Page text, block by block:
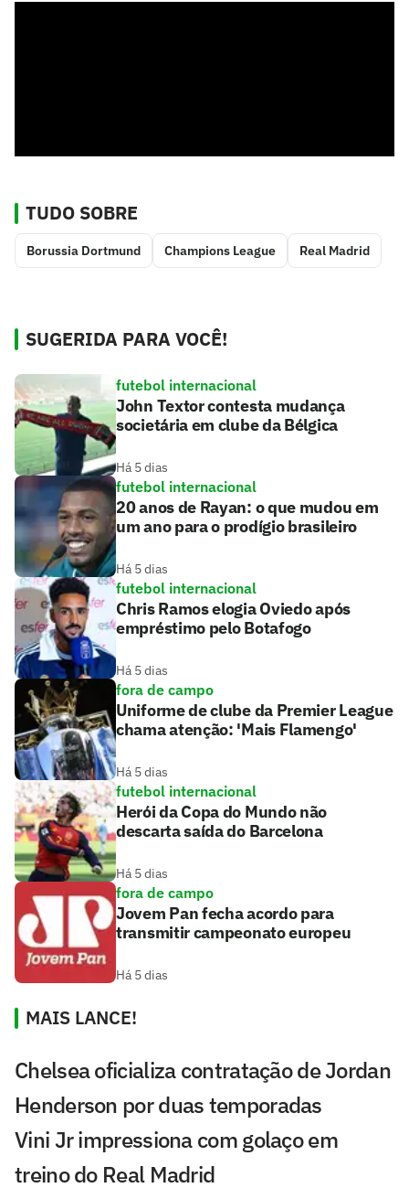
TUDO SOBRE
Borussia Dortmund Champions League Real Madrid
SUGERIDA PARA VOCÊ!
futebol internacional
John Textor contesta mudança
societária em clube da Bélgica
Há 5 dias
futebol internacional
20 anos de Rayan: o que mudou em
um ano para o prodígio brasileiro
Há 5 dias
futebol internacional
Chris Ramos elogia Oviedo após
empréstimo pelo Botafogo
Há 5 dias
fora de campo
Uniforme de clube da Premier League
chama atenção: 'Mais Flamengo'
Há 5 dias
futebol internacional
Herói da Copa do Mundo não
descarta saída do Barcelona
Há 5 dias
fora de campo
Jovem Pan fecha acordo para
transmitir campeonato europeu
Há 5 dias
MAIS LANCE!
Chelsea oficializa contratação de Jordan
Henderson por duas temporadas
Vini Jr impressiona com golaço em
treino do Real Madrid